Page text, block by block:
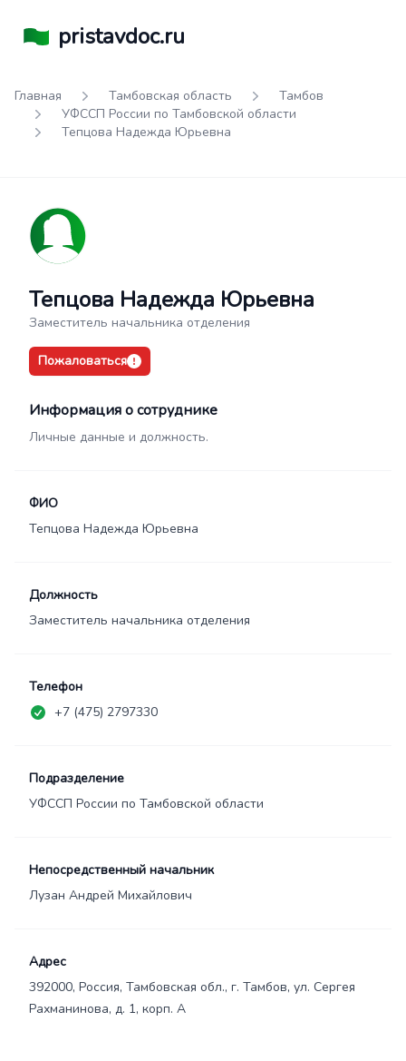
pristavdoc.ru
Главная Тамбовская область
Тамбов
УФССП России по Тамбовской области
Тепцова Надежда Юрьевна
Тепцова Надежда Юрьевна
Заместитель начальника отделения
Пожаловаться
Информация о сотруднике
Личные данные и должность.
ФИО
Тепцова Надежда Юрьевна
Должность
Заместитель начальника отделения
Телефон
+7 (475) 2797330
Подразделение
УФССП России по Тамбовской области
Непосредственный начальник
Лузан Андрей Михайлович
Адрес
392000, Россия, Тамбовская обл., г. Тамбов, ул. Сергея
Рахманинова, д. 1, корп. А